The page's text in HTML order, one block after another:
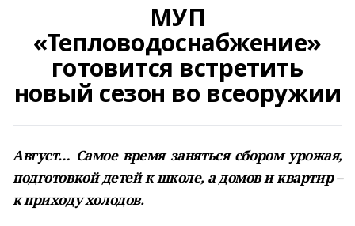
МУП
«Тепловодоснабжение»
готовится встретить
новый сезон во всеоружии
Август… Самое время заняться сбором урожая,
подготовкой детей к школе, а домов и квартир –
к приходу холодов.